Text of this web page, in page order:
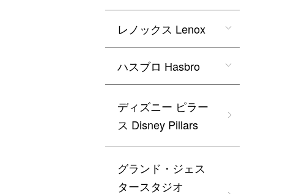
レノックス Lenox
ハスブロ Hasbro
ディズニー ピラー
ス Disney Pillars
グランド・ジェス
タースタジオ